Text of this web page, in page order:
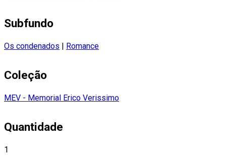
Subfundo
Os condenados | Romance
Coleção
MEV - Memorial Erico Verissimo
Quantidade
1